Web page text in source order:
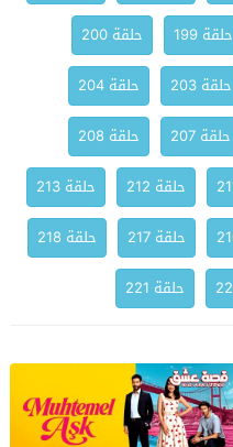
حلقة 199
حلقة 200
حلقة 203
حلقة 204
حلقة 207
حلقة 208
حلقة 212
حلقة 213
حلقة 217
حلقة 218
حلقة 221